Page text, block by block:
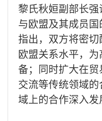
黎氏秋姮副部长
与欧盟及其成员
指出，双方将密
欧盟关系水平，
备；同时扩大在
交流等传统领域
域上的合作深入发